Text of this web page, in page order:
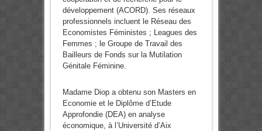
développement (ACORD). Ses réseaux
professionnels incluent le Réseau des
Economistes Féministes ; Leagues des
Femmes ; le Groupe de Travail des
Bailleurs de Fonds sur la Mutilation
Génitale Féminine.
Madame Diop a obtenu son Masters en
Economie et le Diplôme d’Etude
Approfondie (DEA) en analyse
économique, à l’Université d’Aix